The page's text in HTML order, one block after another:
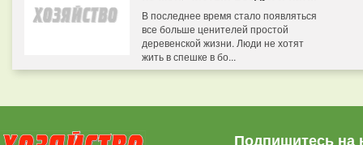
В последнее время стало появляться
все больше ценителей простой
деревенской жизни. Люди не хотят
жить в спешке в бо...
Подпишитесь на